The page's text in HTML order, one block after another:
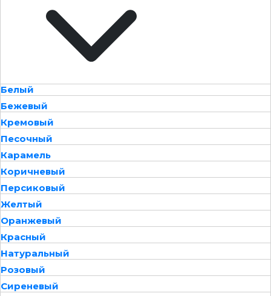
Белый
Бежевый
Кремовый
Песочный
Карамель
Коричневый
Персиковый
Желтый
Оранжевый
Красный
Натуральный
Розовый
Сиреневый